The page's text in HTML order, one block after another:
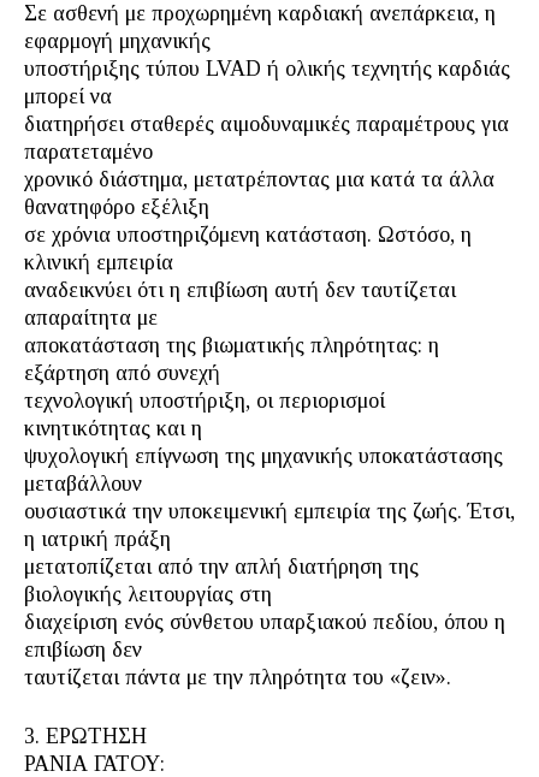
Σε ασθενή με προχωρημένη καρδιακή ανεπάρκεια, η
εφαρμογή μηχανικής
υποστήριξης τύπου LVAD ή ολικής τεχνητής καρδιάς
μπορεί να
διατηρήσει σταθερές αιμοδυναμικές παραμέτρους για
παρατεταμένο
χρονικό διάστημα, μετατρέποντας μια κατά τα άλλα
θανατηφόρο εξέλιξη
σε χρόνια υποστηριζόμενη κατάσταση. Ωστόσο, η
κλινική εμπειρία
αναδεικνύει ότι η επιβίωση αυτή δεν ταυτίζεται
απαραίτητα με
αποκατάσταση της βιωματικής πληρότητας: η
εξάρτηση από συνεχή
τεχνολογική υποστήριξη, οι περιορισμοί
κινητικότητας και η
ψυχολογική επίγνωση της μηχανικής υποκατάστασης
μεταβάλλουν
ουσιαστικά την υποκειμενική εμπειρία της ζωής. Έτσι,
η ιατρική πράξη
μετατοπίζεται από την απλή διατήρηση της
βιολογικής λειτουργίας στη
διαχείριση ενός σύνθετου υπαρξιακού πεδίου, όπου η
επιβίωση δεν
ταυτίζεται πάντα με την πληρότητα του «ζειν».
3. ΕΡΩΤΗΣΗ
ΡΑΝΙΑ ΓΑΤΟΥ: